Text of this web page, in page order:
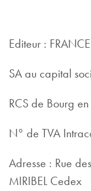
Editeur :
SA au capital
RCS de Bourg
N° de TVA
Adresse : Rue
MIRIBEL Cedex